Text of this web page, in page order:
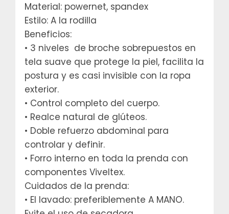
Material: powernet, spandex
Estilo: A la rodilla
Beneficios:
• 3 niveles de broche sobrepuestos en
tela suave que protege la piel, facilita la
postura y es casi invisible con la ropa
exterior.
• Control completo del cuerpo.
• Realce natural de glúteos.
• Doble refuerzo abdominal para
controlar y definir.
• Forro interno en toda la prenda con
componentes Viveltex.
Cuidados de la prenda:
• El lavado: preferiblemente A MANO.